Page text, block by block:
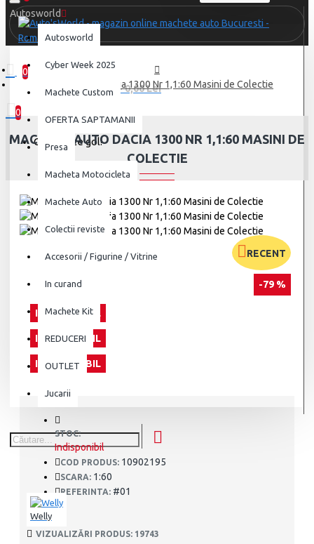
0
0 produs(e) - 0,00 Lei
0
Coșul este gol!
Autosworld
Autosworld
Cyber Week 2025
Machete Custom
OFERTA SAPTAMANII
Presa
Macheta Motocicleta
Machete Auto
Colectii reviste
Accesorii / Figurine / Vitrine
In curand
Machete Kit
REDUCERI
OUTLET
Jucarii
Macheta auto Dacia 1300 Nr 1,1:60 Masini de Colectie
MACHETA AUTO DACIA 1300 NR 1,1:60 MASINI DE
COLECTIE
RECENT
-79 %
INDISPONIBIL
INDISPONIBIL
INDISPONIBIL
STOC:
Indisponibil
COD PRODUS: 10902195
SCARA: 1:60
REFERINTA: #01
Welly
VIZUALIZĂRI PRODUS: 19743